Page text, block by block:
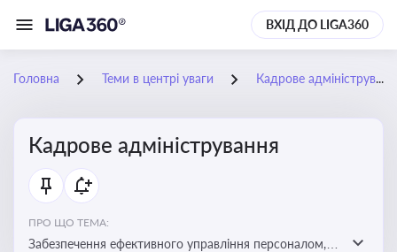
ВХІД ДО LIGA360
Головна Теми в центрі уваги Кадрове адміністрування
Кадрове адміністрування
ПРО ЩО ТЕМА:
Забезпечення ефективного управління персоналом,